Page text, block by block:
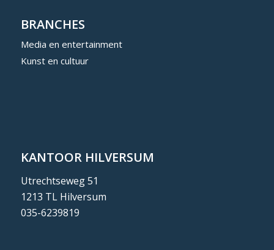
BRANCHES
Media en entertainment
Kunst en cultuur
KANTOOR HILVERSUM
Utrechtseweg 51
1213 TL Hilversum
035-6239819